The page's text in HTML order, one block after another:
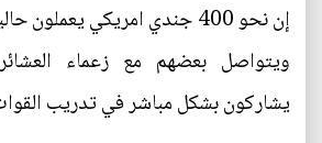
إن نحو 400 جندي امريكي
ويتواصل بعضهم مع زعماء
يشاركون بشكل مباشر في تدريب